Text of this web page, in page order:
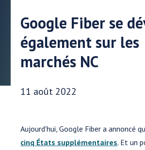
Google Fiber se
également sur les
marchés NC
Date publiée:
11 août 2022
Aujourd'hui, Google Fiber a annoncé
cinq États supplémentaires. Et un